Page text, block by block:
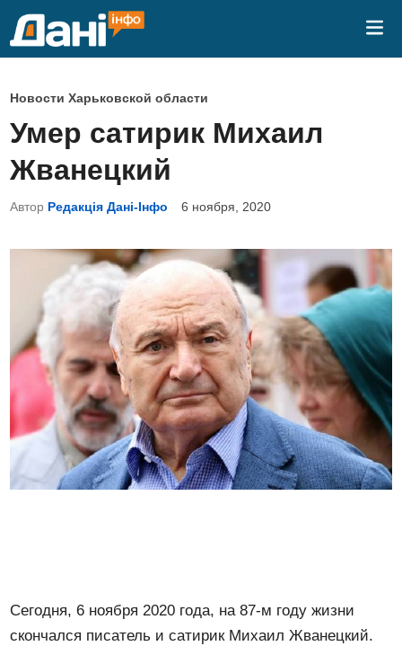
О
п
у
б
к
н
о
в
Новости Харьковской области
Умер сатирик Михаил
Жванецкий
Автор Редакція Дані-Інфо 6 ноября, 2020
Сегодня, 6 ноября 2020 года, на 87-м году жизни
скончался писатель и сатирик Михаил Жванецкий.